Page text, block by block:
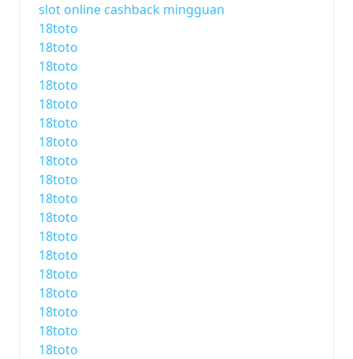
slot online cashback mingguan
18toto
18toto
18toto
18toto
18toto
18toto
18toto
18toto
18toto
18toto
18toto
18toto
18toto
18toto
18toto
18toto
18toto
18toto